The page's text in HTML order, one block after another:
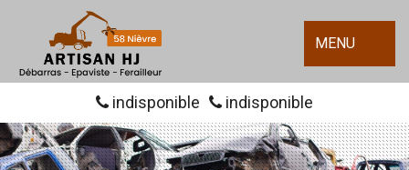
MENU
indisponible indisponible